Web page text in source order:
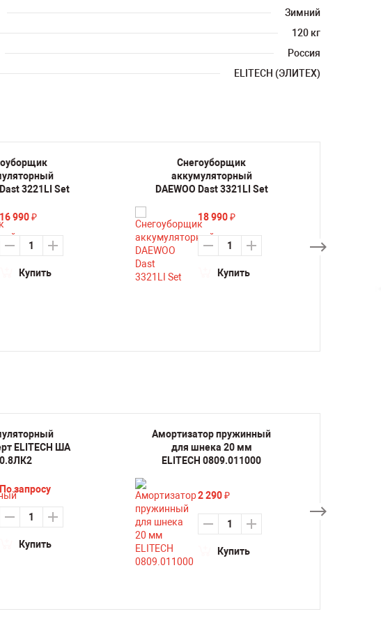
Зимний
120 кг
Россия
ELITECH (ЭЛИТЕХ)
Dast 3221LI Set
16 990 ₽
Купить
Снегоуборщик
аккумуляторный
DAEWOO Dast 3321LI Set
18 990 ₽
Купить
ELITECH ША
По запросу
Купить
Амортизатор пружинный
для шнека 20 мм
ELITECH 0809.011000
2 290 ₽
Купить